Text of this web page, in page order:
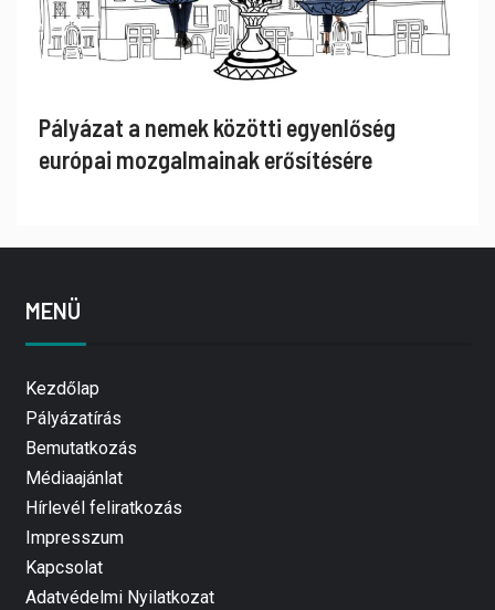
Pályázat a nemek közötti egyenlőség
európai mozgalmainak erősítésére
MENÜ
Kezdőlap
Pályázatírás
Bemutatkozás
Médiaajánlat
Hírlevél feliratkozás
Impresszum
Kapcsolat
Adatvédelmi Nyilatkozat